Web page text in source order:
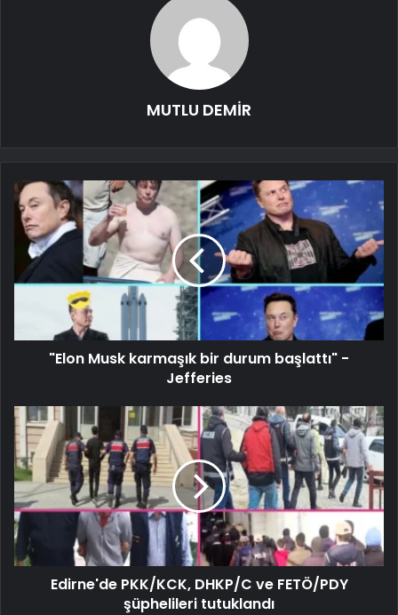
MUTLU DEMİR
"Elon Musk karmaşık bir durum başlattı" -
Jefferies
Edirne'de PKK/KCK, DHKP/C ve FETÖ/PDY
şüphelileri tutuklandı